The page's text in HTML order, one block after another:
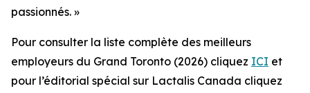
passionnés. »
Pour consulter la liste complète des meilleurs
employeurs du Grand Toronto (2026) cliquez ICI et
pour l’éditorial spécial sur Lactalis Canada cliquez